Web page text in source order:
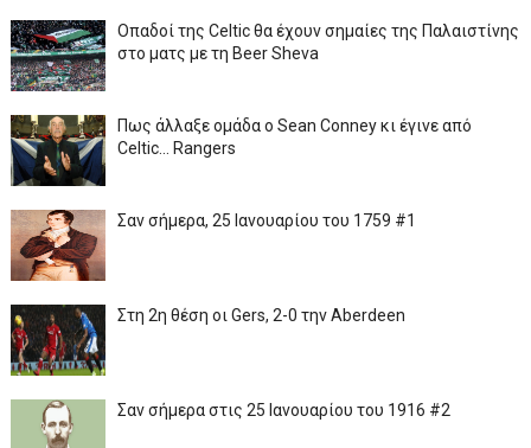
Οπαδοί της Celtic θα έχουν σημαίες της Παλαιστίνης
στο ματς με τη Beer Sheva
Πως άλλαξε ομάδα ο Sean Conney κι έγινε από
Celtic... Rangers
Σαν σήμερα, 25 Ιανουαρίου του 1759 #1
Στη 2η θέση οι Gers, 2-0 την Aberdeen
Σαν σήμερα στις 25 Ιανουαρίου του 1916 #2